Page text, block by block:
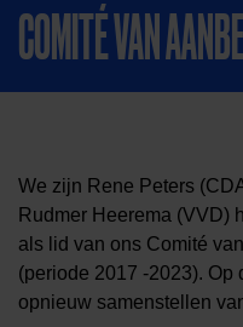
COMITÉ VAN
We zijn Rene Peters
Rudmer Heerema (VVD)
als lid van ons Comité
(periode 2017 -2023). Op
opnieuw samenstellen